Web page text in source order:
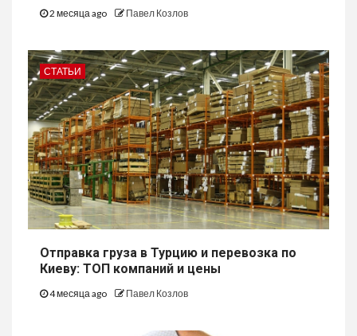
2 месяца ago Павел Козлов
СТАТЬИ
Отправка груза в Турцию и перевозка по
Киеву: ТОП компаний и цены
4 месяца ago Павел Козлов